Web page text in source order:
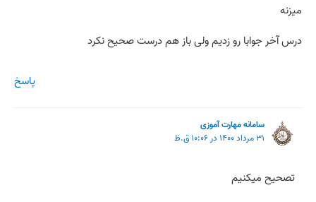
میزنه
درس آخر جوابا رو زدیم ولی باز هم درست صحیح نکرد
پاسخ
سامانه مهارت آموزی
۳۱ مرداد ۱۴۰۰ در ۱۰:۰۶ ق.ظ
تصحیح میکنیم